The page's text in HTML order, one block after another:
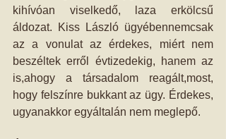
kihívóan viselkedő, laza erkölcsű
áldozat. Kiss László ügyébennemcsak
az a vonulat az érdekes, miért nem
beszéltek erről évtizedekig, hanem az
is,ahogy a társadalom reagált,most,
hogy felszínre bukkant az ügy. Érdekes,
ugyanakkor egyáltalán nem meglepő.